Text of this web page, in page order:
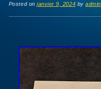
Posted onjanvier 9, 2024 byadmin